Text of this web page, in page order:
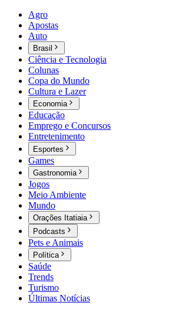
Agro
Apostas
Auto
Brasil
Ciência e Tecnologia
Colunas
Copa do Mundo
Cultura e Lazer
Economia
Educação
Emprego e Concursos
Entretenimento
Esportes
Games
Gastronomia
Jogos
Meio Ambiente
Mundo
Orações Itatiaia
Podcasts
Pets e Animais
Política
Saúde
Trends
Turismo
Últimas Notícias